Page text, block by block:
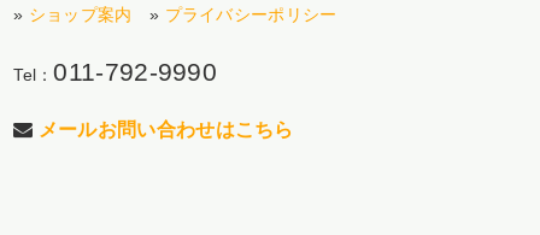
» ショップ案内 » プライバシーポリシー
Tel：011-792-9990
メールお問い合わせはこちら